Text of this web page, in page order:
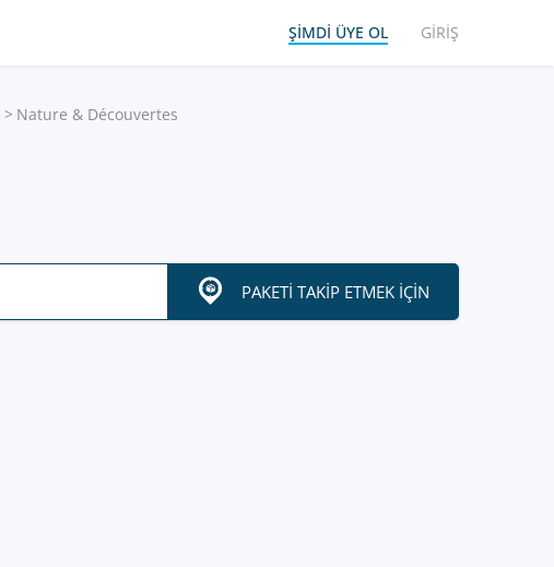
ŞIMDI ÜYE OL GIRIŞ
Nature & Découvertes
PAKETI TAKIP ETMEK IÇIN